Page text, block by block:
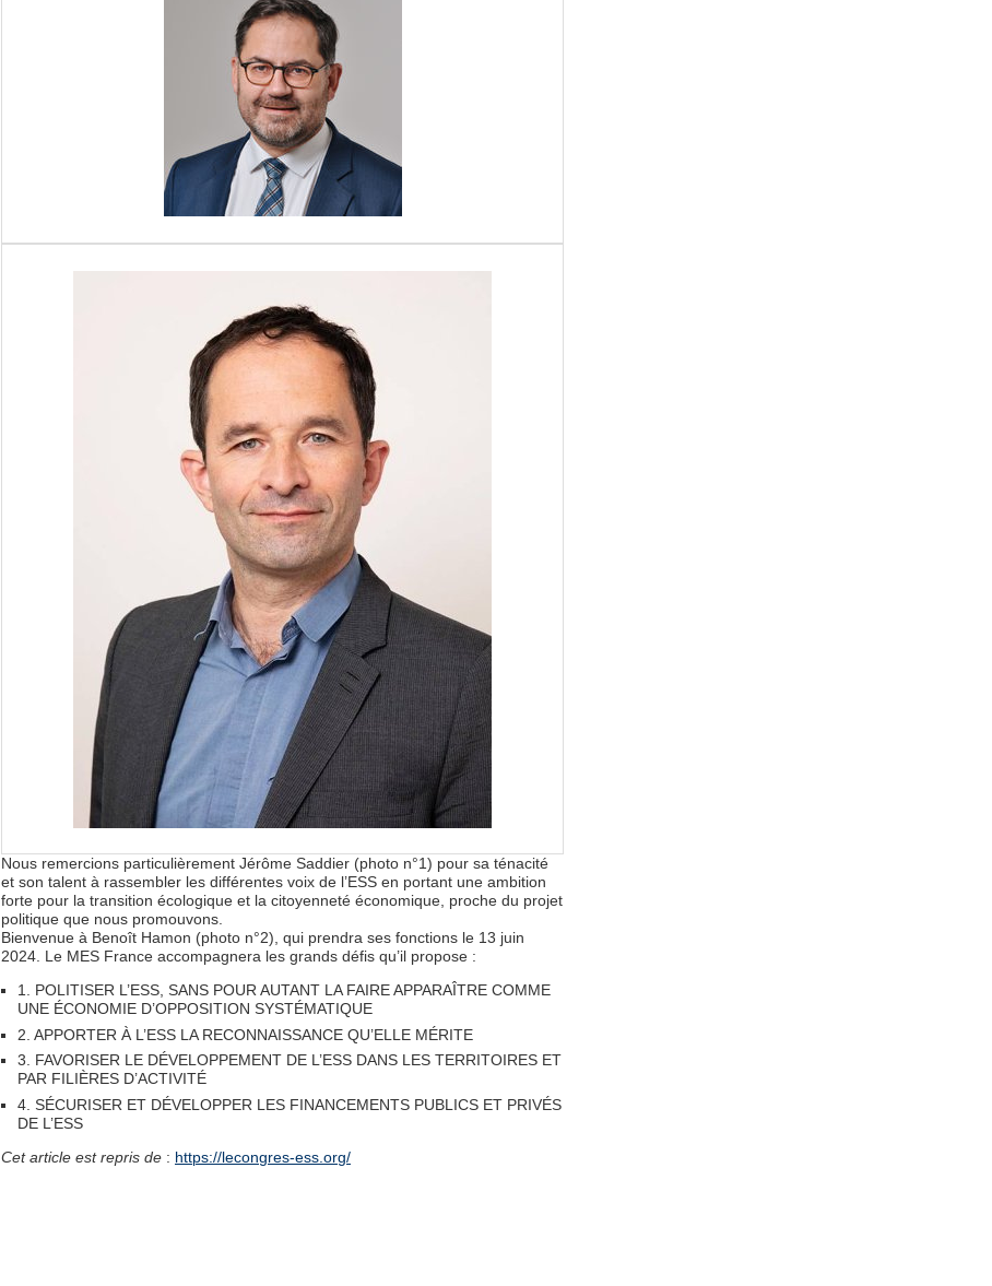
Nous remercions particulièrement Jérôme Saddier (photo n°1) pour sa ténacité
et son talent à rassembler les différentes voix de l’ESS en portant une ambition
forte pour la transition écologique et la citoyenneté économique, proche du projet
politique que nous promouvons.
Bienvenue à Benoît Hamon (photo n°2), qui prendra ses fonctions le 13 juin
2024. Le MES France accompagnera les grands défis qu’il propose :
1. POLITISER L’ESS, SANS POUR AUTANT LA FAIRE APPARAÎTRE COMME
UNE ÉCONOMIE D’OPPOSITION SYSTÉMATIQUE
2. APPORTER À L’ESS LA RECONNAISSANCE QU’ELLE MÉRITE
3. FAVORISER LE DÉVELOPPEMENT DE L’ESS DANS LES TERRITOIRES ET
PAR FILIÈRES D’ACTIVITÉ
4. SÉCURISER ET DÉVELOPPER LES FINANCEMENTS PUBLICS ET PRIVÉS
DE L’ESS
Cet article est repris de : https://lecongres-ess.org/